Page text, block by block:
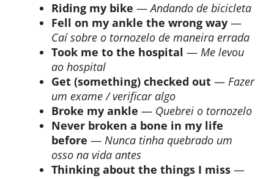
Riding my bike —Andando de bicicleta
Fell on my ankle the wrong way —
Caí sobre o tornozelo de maneira errada
Took me to the hospital — Me levou
ao hospital
Get (something) checked out — Fazer
um exame / verificar algo
Broke my ankle — Quebrei o tornozelo
Never broken a bone in my life
before — Nunca tinha quebrado um
osso na vida antes
Thinking about the things I miss —